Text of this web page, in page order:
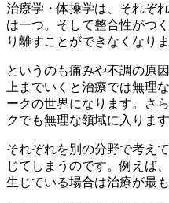
治療学・体操学は、それぞ
は一つ。そして整合性がつ
り離すことができなくなり
というのも痛みや不調の原
上までいくと治療では無理
ークの世界になります。さ
クでも無理な領域に入ります
それぞれを別の分野で考え
じてしまうのです。例えば
生じている場合は治療が最